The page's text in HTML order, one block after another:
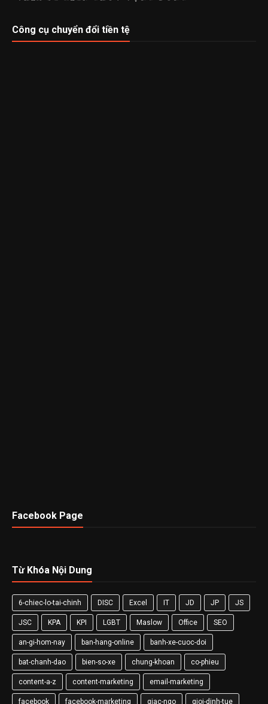
Công cụ chuyển đổi tiền tệ
Facebook Page
Từ Khóa Nội Dung
6-chiec-lo-tai-chinh DISC Excel IT JD JP JS
JSC KPA KPI LGBT Maslow Office SEO
an-gi-hom-nay ban-hang-online banh-xe-cuoc-doi
bat-chanh-dao bien-so-xe chung-khoan co-phieu
content-a-z content-marketing email-marketing
facebook facebook-marketing giac-ngo gioi-dinh-tue